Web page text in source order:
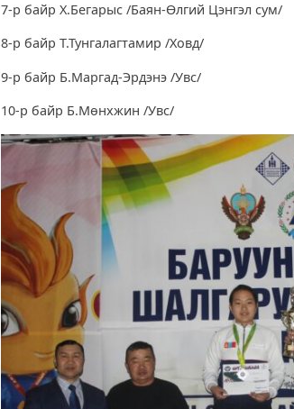
7-р байр Х.Бегарыс /Баян-Өлгий Цэнгэл сум/
8-р байр Т.Тунгалагтамир /Ховд/
9-р байр Б.Маргад-Эрдэнэ /Увс/
10-р байр Б.Мөнхжин /Увс/